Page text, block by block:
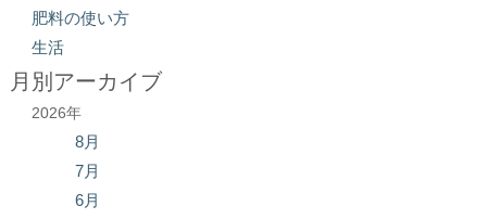
肥料の使い方
生活
月別アーカイブ
2026年
8月
7月
6月